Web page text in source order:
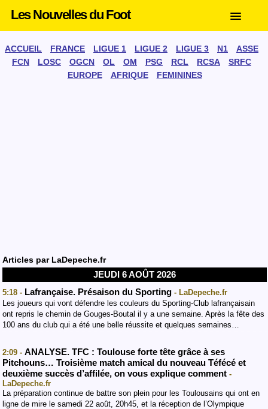
Les Nouvelles du Foot
ACCUEIL FRANCE LIGUE 1 LIGUE 2 LIGUE 3 N1
ASSE
FCN
LOSC OGCN OL OM PSG RCL RCSA
SRFC
EUROPE
AFRIQUE FEMININES
Articles par LaDepeche.fr
JEUDI 6 AOÛT 2026
5:18 - Lafrançaise. Présaison du Sporting - LaDepeche.fr
Les joueurs qui vont défendre les couleurs du Sporting-Club lafrançaisain
ont repris le chemin de Gouges-Boutal il y a une semaine. Après la fête des
100 ans du club qui a été une belle réussite et quelques semaines…
2:09 - ANALYSE. TFC : Toulouse forte tête grâce à ses
Pitchouns… Troisième match amical du nouveau Téfécé et
deuxième succès d’affilée, on vous explique comment -
LaDepeche.fr
La préparation continue de battre son plein pour les Toulousains qui ont en
ligne de mire le samedi 22 août, 20h45, et la réception de l’Olympique